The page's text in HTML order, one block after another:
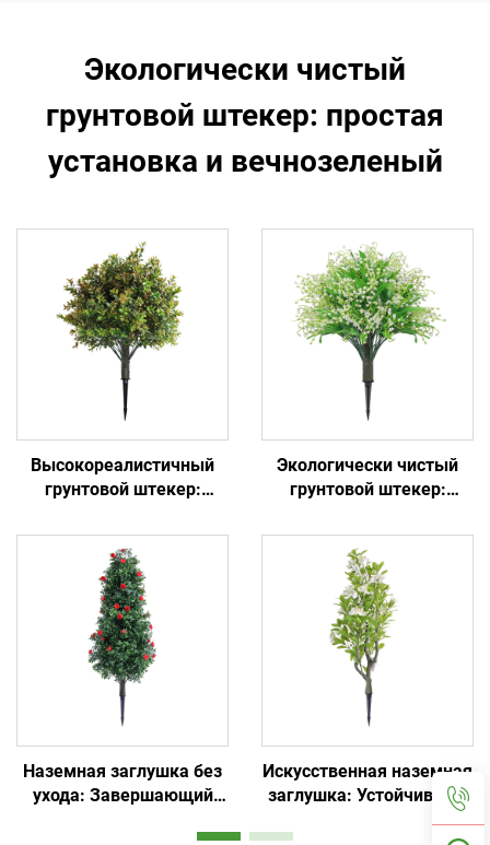
Экологически чистый
грунтовой штекер: простая
установка и вечнозеленый
Высокореалистичный
грунтовой штекер:
сада/коммерческого
ландшафта
Экологически чистый
грунтовой штекер:
вечнозеленый
Наземная заглушка без
ухода: Завершающий
Искусственная наземная
заглушка: Устойчивая к
солнцу и дождю, не